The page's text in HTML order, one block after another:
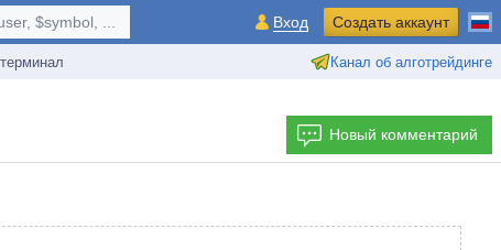
Канал об алготрейдинге
$symbol, ... Вход Создать аккаунт
Новый комментарий